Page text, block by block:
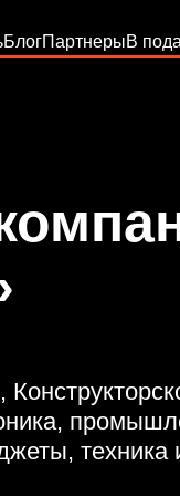
БлогПартнерыВ
техника